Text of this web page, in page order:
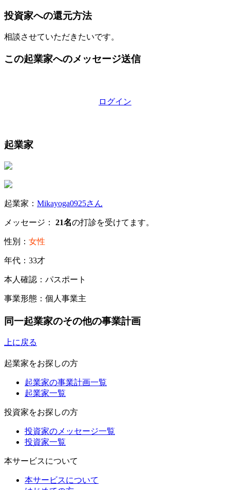
投資家への還元方法
相談させていただきたいです。
この起業家へのメッセージ送信
ログイン
起業家
起業家： Mikayoga0925さん
メッセージ： 21名の打診を受けてます。
性別： 女性
年代：33才
本人確認：パスポート
事業形態：個人事業主
同一起業家のその他の事業計画
上に戻る
起業家をお探しの方
起業家の事業計画一覧
起業家一覧
投資家をお探しの方
投資家のメッセージ一覧
投資家一覧
本サービスについて
本サービスについて